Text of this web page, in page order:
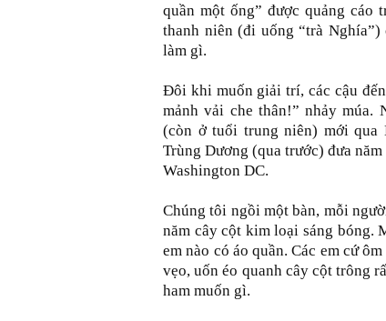
quần một ống” được quảng cáo
thanh niên (đi uống “trà
làm gì.
Đôi khi muốn giải trí, các cậu
mảnh vải che thân!” nhảy múa.
(còn ở tuổi trung niên) mới qua
Trùng Dương (qua trước) đưa
Washington DC.
Chúng tôi ngồi một bàn, mỗi
năm cây cột kim loại sáng bóng.
em nào có áo quần. Các em cứ
vẹo, uốn éo quanh cây cột trông
ham muốn gì.